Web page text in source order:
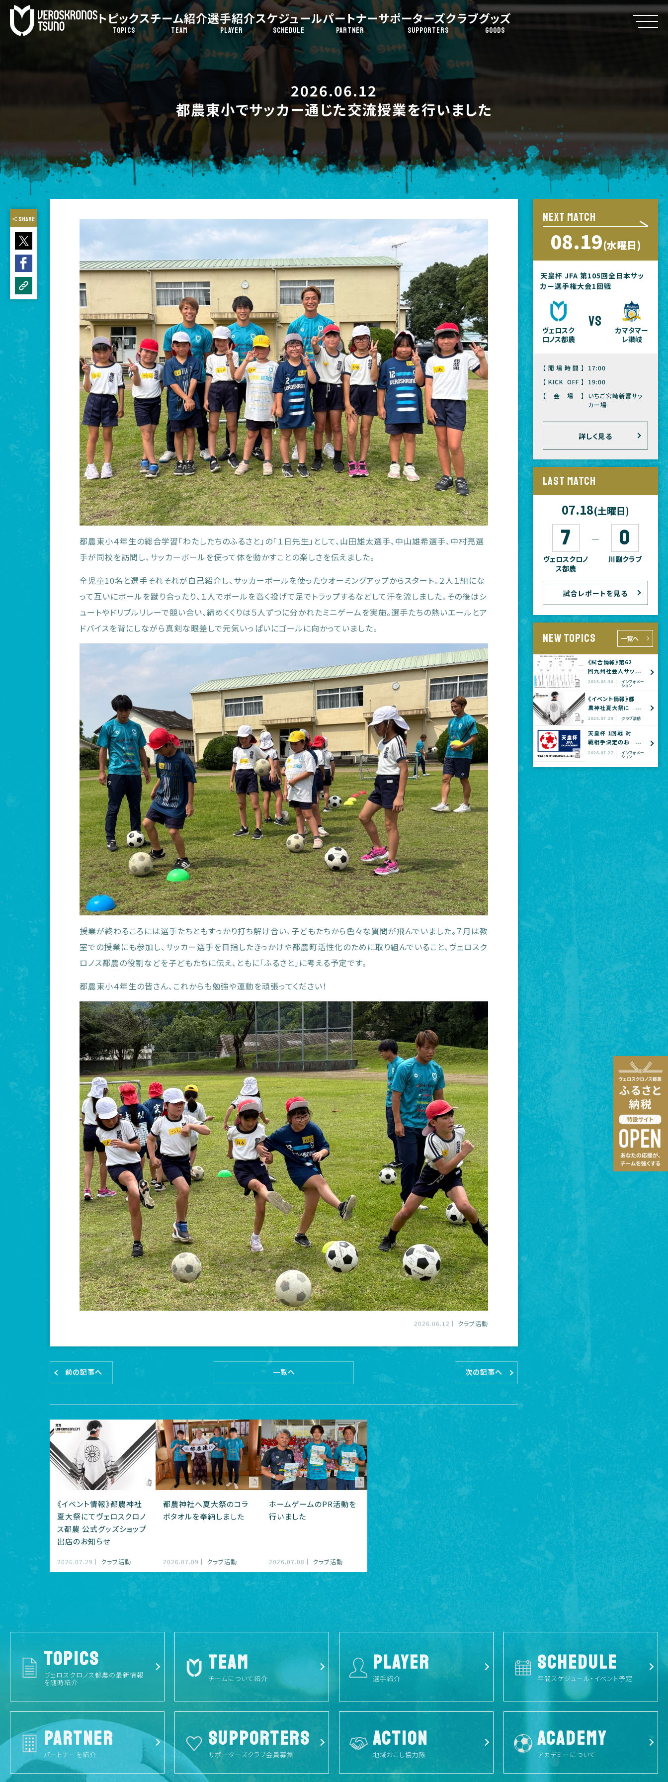
トピックス
TOPICS
チーム紹介
TEAM
選手紹介
PLAYER
スケジュール
SCHEDULE
パートナー
PARTNER
サポーターズクラブ
SUPPORTERS
グッズ
GOODS
2026.06.12
都農東小でサッカー通じた交流授業を行いました
SHARE
都農東小４年生の総合学習「わたしたちのふるさと」の「１日先生」として、山田雄太選手、中山雄希選手、中村亮選
手が同校を訪問し、サッカーボールを使って体を動かすことの楽しさを伝えました。
全児童10名と選手それそれが自己紹介し、サッカーボールを使ったウオーミングアップからスタート。２人１組にな
って互いにボールを蹴り合ったり、１人でボールを高く投げて足でトラップするなどして汗を流しました。その後はシ
ュートやドリブルリレーで競い合い、締めくくりは５人ずつに分かれたミニゲームを実施。選手たちの熱いエールとア
ドバイスを背にしながら真剣な眼差しで元気いっぱいにゴールに向かっていました。
授業が終わるころには選手たちともすっかり打ち解け合い、子どもたちから色々な質問が飛んでいました。７月は教
室での授業にも参加し、サッカー選手を目指したきっかけや都農町活性化のために取り組んでいること、ヴェロスク
ロノス都農の役割などを子どもたちに伝え、ともに「ふるさと」に考える予定です。
都農東小４年生の皆さん、これからも勉強や運動を頑張ってください！
2026.06.12 クラブ活動
前の記事へ 一覧へ 次の記事へ
《イベント情報》都農神社
夏大祭にてヴェロスクロノ
ス都農 公式グッズショップ
出店のお知らせ
2026.07.29 クラブ活動
都農神社へ夏大祭のコラ
ボタオルを奉納しました
2026.07.09 クラブ活動
ホームゲームのPR活動を
行いました
2026.07.08 クラブ活動
NEXT MATCH
08.19(水曜日)
天皇杯 JFA 第105回全日本サッ
カー選手権大会1回戦
ヴェロスク
ロノス都農
vs
カマタマー
レ讃岐
【開場時間】
17:00
【KICK OFF】
19:00
【会場】
いちご宮崎新富サッ
カー場
詳しく見る
LAST MATCH
07.18(土曜日)
7
ヴェロスクロノ
ス都農
― 0
川副クラブ
試合レポートを見る
NEW TOPICS 一覧へ
《試合情報》第62
回九州社会人サッ
カー選手権大会
全国大会予選
2026.08.30 インフォメー
ション
《イベント情報》都
農神社夏大祭に
てヴェロスクロノ
ズショップ出店の
お知らせ
2026.07.29 クラブ活動
天皇杯 1回戦 対
戦相手決定のお
知らせ
2026.07.27 インフォメー
ション
TOPICS
ヴェロスクロノス都農の最新情報
を随時紹介
TEAM
チームについて紹介
PLAYER
選手紹介
SCHEDULE
年間スケジュール・イベント予定
PARTNER
パートナーを紹介
SUPPORTERS
サポーターズクラブ会員募集
ACTION
地域おこし協力隊
ACADEMY
アカデミーについて